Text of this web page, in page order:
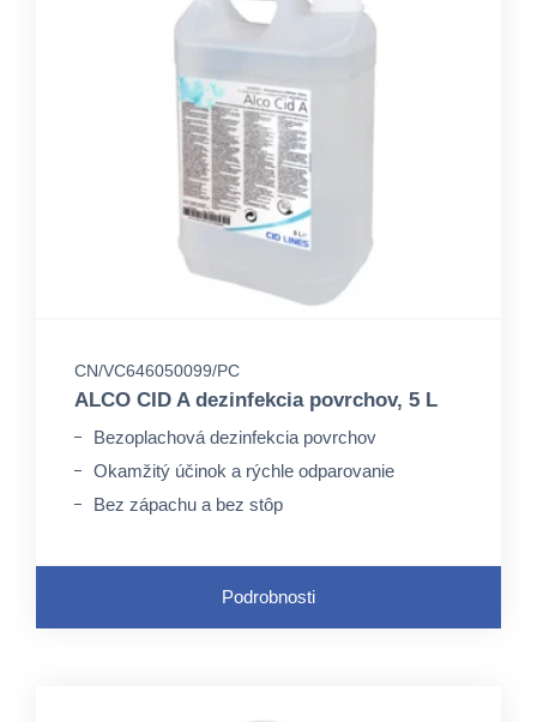
CN/VC646050099/PC
ALCO CID A dezinfekcia povrchov, 5 L
Bezoplachová dezinfekcia povrchov
Okamžitý účinok a rýchle odparovanie
Bez zápachu a bez stôp
Podrobnosti